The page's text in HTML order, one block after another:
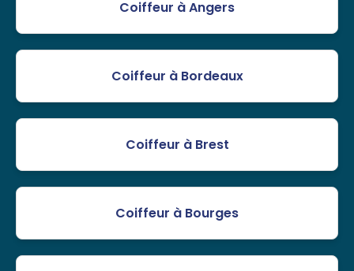
Coiffeur à Angers
Coiffeur à Bordeaux
Coiffeur à Brest
Coiffeur à Bourges